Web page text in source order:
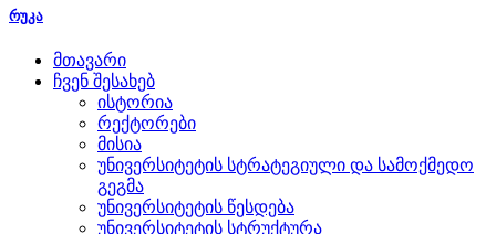
რუკა
მთავარი
ჩვენ შესახებ
ისტორია
რექტორები
მისია
უნივერსიტეტის სტრატეგიული და სამოქმედო
გეგმა
უნივერსიტეტის წესდება
უნივერსიტეტის სტრუქტურა